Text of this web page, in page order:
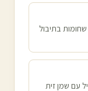
בתיבול
עם שמן זית